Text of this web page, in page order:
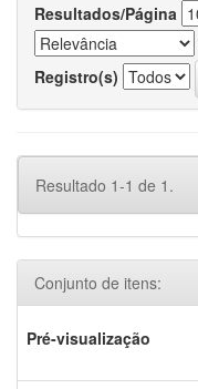
Resultados/Página
Registro(s)
Resultado 1-1 de 1.
Conjunto de itens:
Pré-visualização